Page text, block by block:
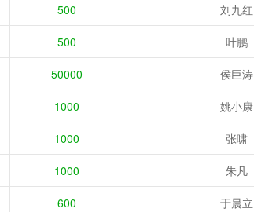
500 刘九红
500 叶鹏
50000 侯巨涛
1000 姚小康
1000 张啸
1000 朱凡
600 于晨立